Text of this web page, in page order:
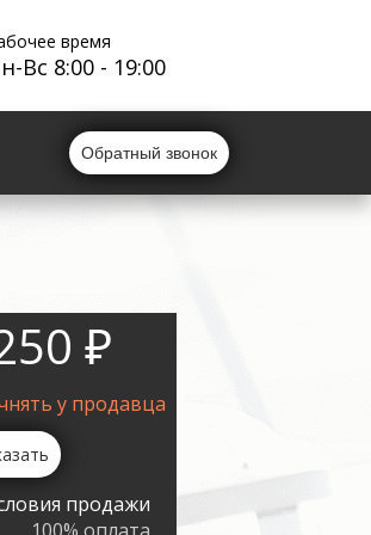
время
Вс 8:00 - 19:00
Обратный звонок
₽
у продавца
продажи